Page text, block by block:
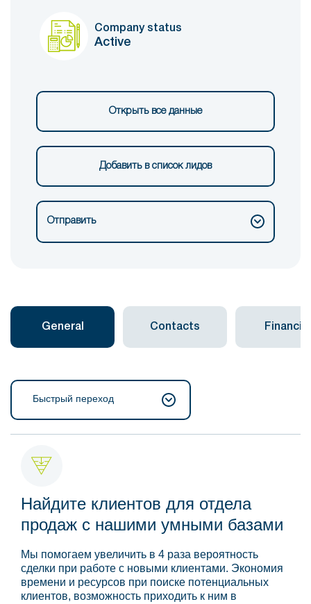
Company status
Active
Открыть все данные
Добавить в список лидов
Отправить
General Contacts Financial
Быстрый переход
Найдите клиентов для отдела
продаж с нашими умными базами
Мы помогаем увеличить в 4 раза вероятность
сделки при работе с новыми клиентами. Экономия
времени и ресурсов при поиске потенциальных
клиентов, возможность приходить к ним в